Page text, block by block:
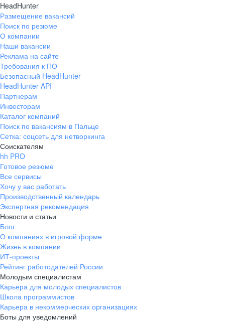
HeadHunter
Размещение вакансий
Поиск по резюме
О компании
Наши вакансии
Реклама на сайте
Требования к ПО
Безопасный HeadHunter
HeadHunter API
Партнерам
Инвесторам
Каталог компаний
Поиск по вакансиям в Пальце
Сетка: соцсеть для нетворкинга
Соискателям
hh PRO
Готовое резюме
Все сервисы
Хочу у вас работать
Производственный календарь
Экспертная рекомендация
Новости и статьи
Блог
О компаниях в игровой форме
Жизнь в компании
ИТ-проекты
Рейтинг работодателей России
Молодым специалистам
Карьера для молодых специалистов
Школа программистов
Карьера в некоммерческих организациях
Боты для уведомлений